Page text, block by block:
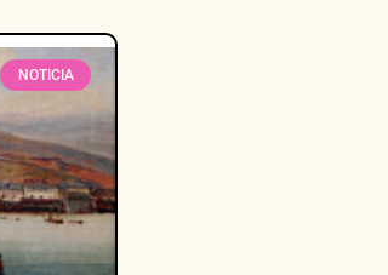
NOTICIA